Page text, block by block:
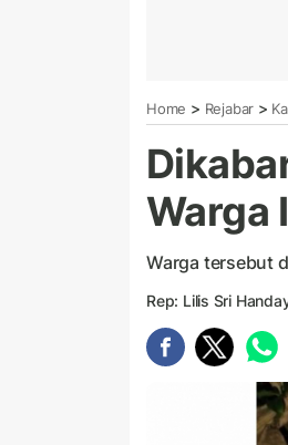
Home > Rejabar >
Warga
Warga tersebut
Rep: Lilis Sri